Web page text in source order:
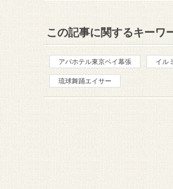
この記事に関するキーワ
アパホテル東京ベイ幕張 イル
琉球舞踊エイサー